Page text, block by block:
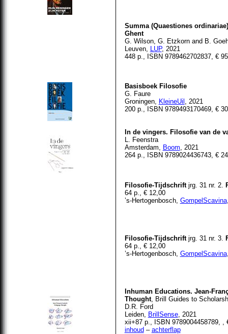
Summa (Quaestiones
Ghent
G. Wilson, G. Etzkorn and B.
Leuven, LUP, 2021
448 p., ISBN 9789462702837, €
Basisboek Filosofie
G. Faure
Groningen, KleineUil , 2021
200 p., ISBN 9789493170469, €
In de vingers. Filosofie van de
L. Feenstra
Amsterdam, Boom, 2021
264 p., ISBN 9789024436743, €
Filosofie-Tijdschriftjrg. 31 nr. 2.
64 p., € 12,00
’s-Hertogenbosch, GompelScavina
Filosofie-Tijdschriftjrg. 31 nr. 3.
64 p., € 12,00
’s-Hertogenbosch, GompelScavina
Inhuman Educations. Jean-
Thought, Brill Guides to
D.R. Ford
Leiden, BrillSense, 2021
xii+87 p., ISBN 9789004458789, ,
inhoud – achterflap